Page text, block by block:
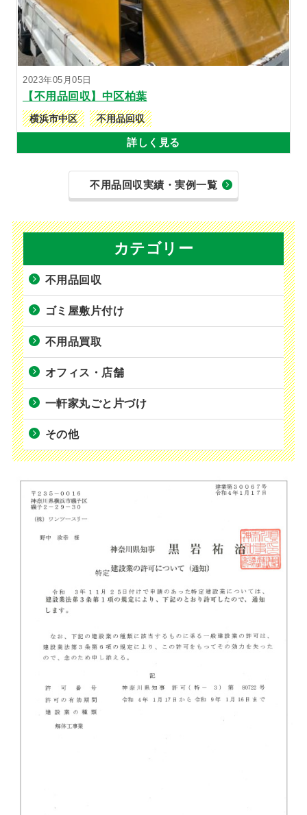
2023年05月05日
【不用品回収】中区柏葉
横浜市中区 不用品回収
詳しく見る
不用品回収実績・実例一覧
カテゴリー
不用品回収
ゴミ屋敷片付け
不用品買取
オフィス・店舗
一軒家丸ごと片づけ
その他